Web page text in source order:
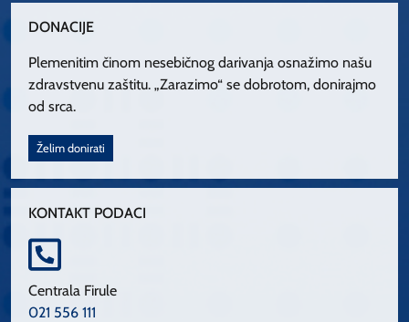
DONACIJE
Plemenitim činom nesebičnog darivanja osnažimo našu
zdravstvenu zaštitu. „Zarazimo“ se dobrotom, donirajmo
od srca.
Želim donirati
KONTAKT PODACI
Centrala Firule
021 556 111